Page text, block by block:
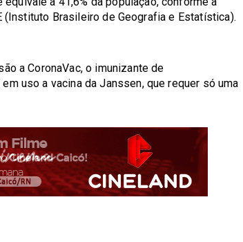
Brasileiro de Geografia e Estatística).
a CoronaVac, o imunizante de
uso a vacina da Janssen, que requer só uma